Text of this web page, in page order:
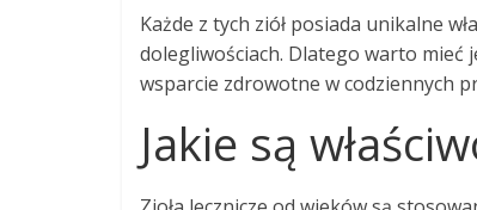
Każde z tych ziół posiada unikalne
dolegliwościach. Dlatego warto mieć
wsparcie zdrowotne w codziennych
Jakie są